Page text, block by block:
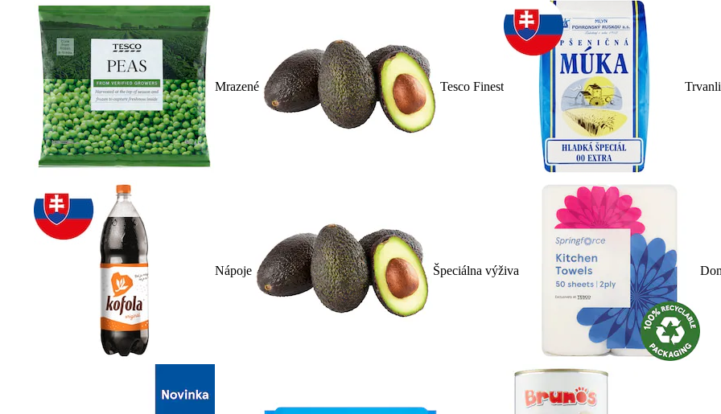
Mrazené Tesco Finest
Nápoje Špeciálna výživa